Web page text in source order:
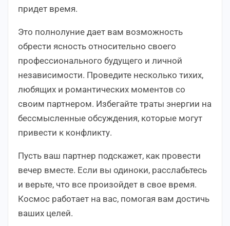
придет время.
Это полнолуние дает вам возможность
обрести ясность относительно своего
профессионального будущего и личной
независимости. Проведите несколько тихих,
любящих и романтических моментов со
своим партнером. Избегайте траты энергии на
бессмысленные обсуждения, которые могут
привести к конфликту.
Пусть ваш партнер подскажет, как провести
вечер вместе. Если вы одиноки, расслабьтесь
и верьте, что все произойдет в свое время.
Космос работает на вас, помогая вам достичь
ваших целей.